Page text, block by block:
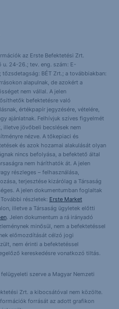
az Erste Befektetési Zrt.
u. 24-26.; tev. eng. szám: E-
BÉT Zrt.; a továbbiakban:
alapulnak, de azokért a
nem vállal. A jelen
befektetésre való
értékpapír jegyzésére, vételére,
ajánlatnak. Felhívjuk szíves figyelmét
illetve jövőbeli becslések nem
nézve. A tőkepiaci és
és azok hozamai alakulását olyan
nincs befolyása, a befektető által
nem háríthatók át. A jelen
részleges – felhasználása,
terjesztése kizárólag a Társaság
A jelen dokumentumban foglaltak
részletek: Erste Market
illetve a Társaság ügyletek előtti
. Jelen dokumentum a rá irányadó
minősül, nem a befektetéssel
előmozdítását célzó jogi
nem érinti a befektetéssel
kereskedésre vonatkozó tiltás.
szerve a Magyar Nemzeti
Zrt. a kibocsátóval nem közölte.
forrását az adott grafikon